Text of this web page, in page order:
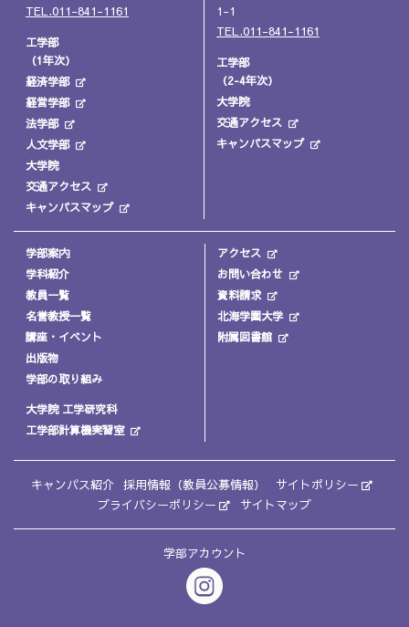
TEL.011-841-1161
工学部
（1年次）
経済学部
経営学部
法学部
人文学部
大学院
交通アクセス
キャンパスマップ
1-1
TEL.011-841-1161
工学部
（2-4年次）
大学院
交通アクセス
キャンパスマップ
学部案内
学科紹介
教員一覧
名誉教授一覧
講座・イベント
出版物
学部の取り組み
大学院 工学研究科
工学部計算機実習室
アクセス
お問い合わせ
資料請求
北海学園大学
附属図書館
キャンパス紹介 採用情報（教員公募情報）
サイトポリシー
プライバシーポリシー
サイトマップ
学部アカウント